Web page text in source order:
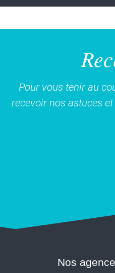
Pour vous tenir au
recevoir nos astuces et
Nos